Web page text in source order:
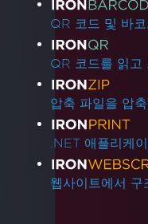
QR 코드 및 바
QR 코드를 읽고
압축 파일을 압
.NET 애플리케
웹사이트에서 구